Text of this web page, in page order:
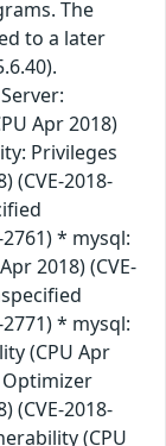
The
to a later
Apr 2018)
Privileges
(CVE-2018-
* mysql:
2018) (CVE-
* mysql:
(CPU Apr
Optimizer
(CVE-2018-
(CPU